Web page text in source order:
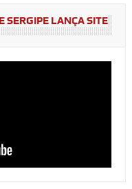
SERGIPE LANÇA SITE